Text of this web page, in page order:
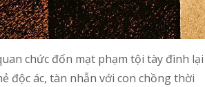
chức đốn mạt phạm tội tày đình lại
độc ác, tàn nhẫn với con chồng thời